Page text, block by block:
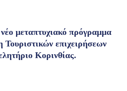
μεταπτυχιακό πρόγραμμα
Τουριστικών επιχειρήσεων
Κορινθίας.